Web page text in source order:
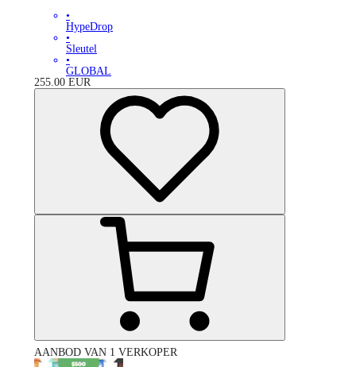
•
HypeDrop
•
Sleutel
•
GLOBAL
255.00 EUR
AANBOD VAN 1 VERKOPER